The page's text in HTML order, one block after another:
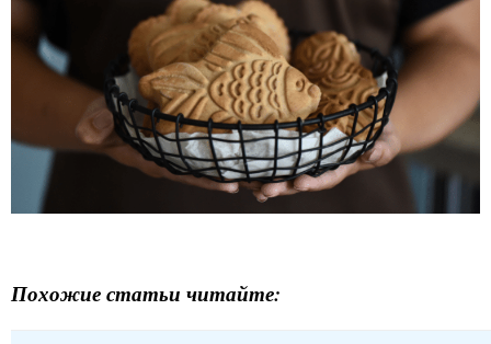
Похожие статьи читайте: